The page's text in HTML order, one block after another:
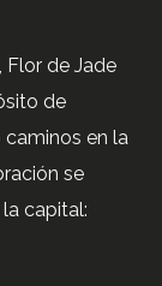
Flor de Jade
de
en la
se
capital: